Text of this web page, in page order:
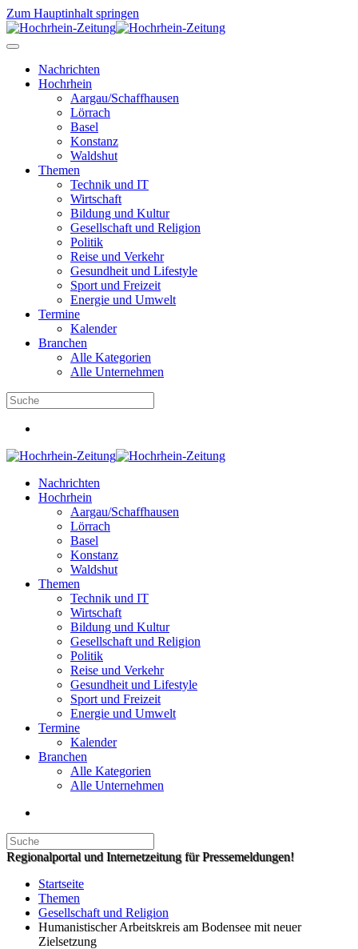
Zum Hauptinhalt springen
Nachrichten
Hochrhein
Aargau/Schaffhausen
Lörrach
Basel
Konstanz
Waldshut
Themen
Technik und IT
Wirtschaft
Bildung und Kultur
Gesellschaft und Religion
Politik
Reise und Verkehr
Gesundheit und Lifestyle
Sport und Freizeit
Energie und Umwelt
Termine
Kalender
Branchen
Alle Kategorien
Alle Unternehmen
Nachrichten
Hochrhein
Aargau/Schaffhausen
Lörrach
Basel
Konstanz
Waldshut
Themen
Technik und IT
Wirtschaft
Bildung und Kultur
Gesellschaft und Religion
Politik
Reise und Verkehr
Gesundheit und Lifestyle
Sport und Freizeit
Energie und Umwelt
Termine
Kalender
Branchen
Alle Kategorien
Alle Unternehmen
Regionalportal und Internetzeitung für Pressemeldungen!
Startseite
Themen
Gesellschaft und Religion
Humanistischer Arbeitskreis am Bodensee mit neuer
Zielsetzung